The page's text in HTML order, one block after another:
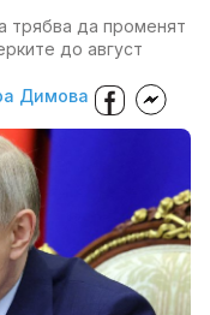
трябва да променят
до август
Димова